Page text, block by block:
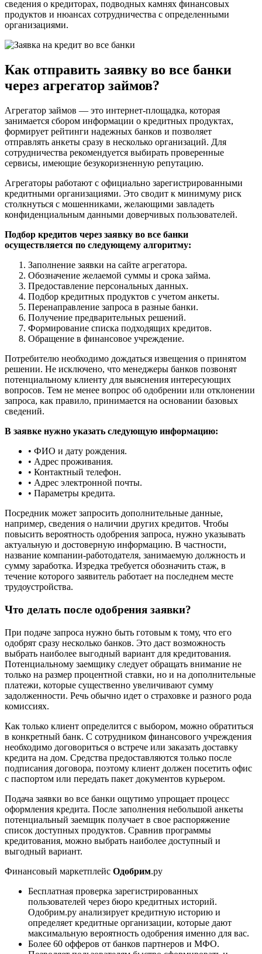
сведения о кредиторах, подводных камнях финансовых
продуктов и нюансах сотрудничества с определенными
организациями.
Как отправить заявку во все банки
через агрегатор займов?
Агрегатор займов — это интернет-площадка, которая
занимается сбором информации о кредитных продуктах,
формирует рейтинги надежных банков и позволяет
отправлять анкеты сразу в несколько организаций. Для
сотрудничества рекомендуется выбирать проверенные
сервисы, имеющие безукоризненную репутацию.
Агрегаторы работают с официально зарегистрированными
кредитными организациями. Это сводит к минимуму риск
столкнуться с мошенниками, желающими завладеть
конфиденциальным данными доверчивых пользователей.
Подбор кредитов через заявку во все банки
осуществляется по следующему алгоритму:
Заполнение заявки на сайте агрегатора.
Обозначение желаемой суммы и срока займа.
Предоставление персональных данных.
Подбор кредитных продуктов с учетом анкеты.
Перенаправление запроса в разные банки.
Получение предварительных решений.
Формирование списка подходящих кредитов.
Обращение в финансовое учреждение.
Потребителю необходимо дождаться извещения о принятом
решении. Не исключено, что менеджеры банков позвонят
потенциальному клиенту для выяснения интересующих
вопросов. Тем не менее вопрос об одобрении или отклонении
запроса, как правило, принимается на основании базовых
сведений.
В заявке нужно указать следующую информацию:
• ФИО и дату рождения.
• Адрес проживания.
• Контактный телефон.
• Адрес электронной почты.
• Параметры кредита.
Посредник может запросить дополнительные данные,
например, сведения о наличии других кредитов. Чтобы
повысить вероятность одобрения запроса, нужно указывать
актуальную и достоверную информацию. В частности,
название компании-работодателя, занимаемую должность и
сумму заработка. Изредка требуется обозначить стаж, в
течение которого заявитель работает на последнем месте
трудоустройства.
Что делать после одобрения заявки?
При подаче запроса нужно быть готовым к тому, что его
одобрят сразу несколько банков. Это даст возможность
выбрать наиболее выгодный вариант для кредитования.
Потенциальному заемщику следует обращать внимание не
только на размер процентной ставки, но и на дополнительные
платежи, которые существенно увеличивают сумму
задолженности. Речь обычно идет о страховке и разного рода
комиссиях.
Как только клиент определится с выбором, можно обратиться
в конкретный банк. С сотрудником финансового учреждения
необходимо договориться о встрече или заказать доставку
кредита на дом. Средства предоставляются только после
подписания договора, поэтому клиент должен посетить офис
с паспортом или передать пакет документов курьером.
Подача заявки во все банки ощутимо упрощает процесс
оформления кредита. После заполнения небольшой анкеты
потенциальный заемщик получает в свое распоряжение
список доступных продуктов. Сравнив программы
кредитования, можно выбрать наиболее доступный и
выгодный вариант.
Финансовый маркетплейс Одобрим.ру
Бесплатная проверка зарегистрированных
пользователей через бюро кредитных историй.
Одобрим.ру анализирует кредитную историю и
определяет кредитные организации, которые дают
максимальную вероятность одобрения именно для вас.
Более 60 офферов от банков партнеров и МФО.